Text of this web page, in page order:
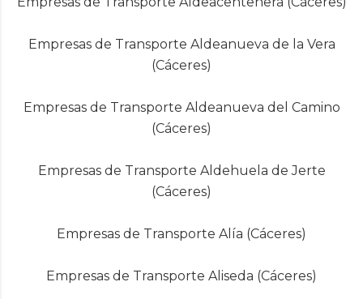
Empresas de Transporte Aldeanueva de la Vera
(Cáceres)
Empresas de Transporte Aldeanueva del Camino
(Cáceres)
Empresas de Transporte Aldehuela de Jerte
(Cáceres)
Empresas de Transporte Alía (Cáceres)
Empresas de Transporte Aliseda (Cáceres)